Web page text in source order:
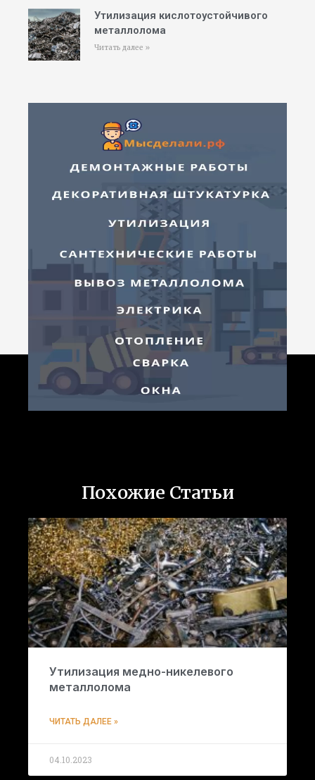
Утилизация кислотоустойчивого
металлолома
Читать далее »
Похожие Статьи
Утилизация медно-никелевого
металлолома
ЧИТАТЬ ДАЛЕЕ »
04.10.2023